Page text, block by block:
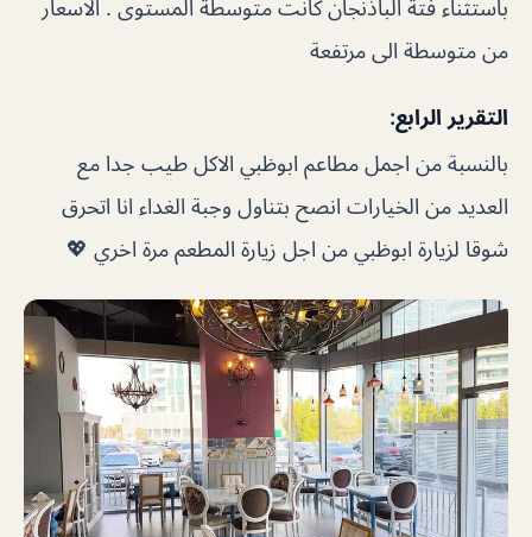
باستثناء فتة الباذنجان كانت متوسطة المستوى . الاسعار
من متوسطة الى مرتفعة
التقرير الرابع:
بالنسبة من اجمل مطاعم ابوظبي الاكل طيب جدا مع
العديد من الخيارات انصح بتناول وجبة الغداء انا اتحرق
شوقا لزيارة ابوظبي من اجل زيارة المطعم مرة اخري 💖